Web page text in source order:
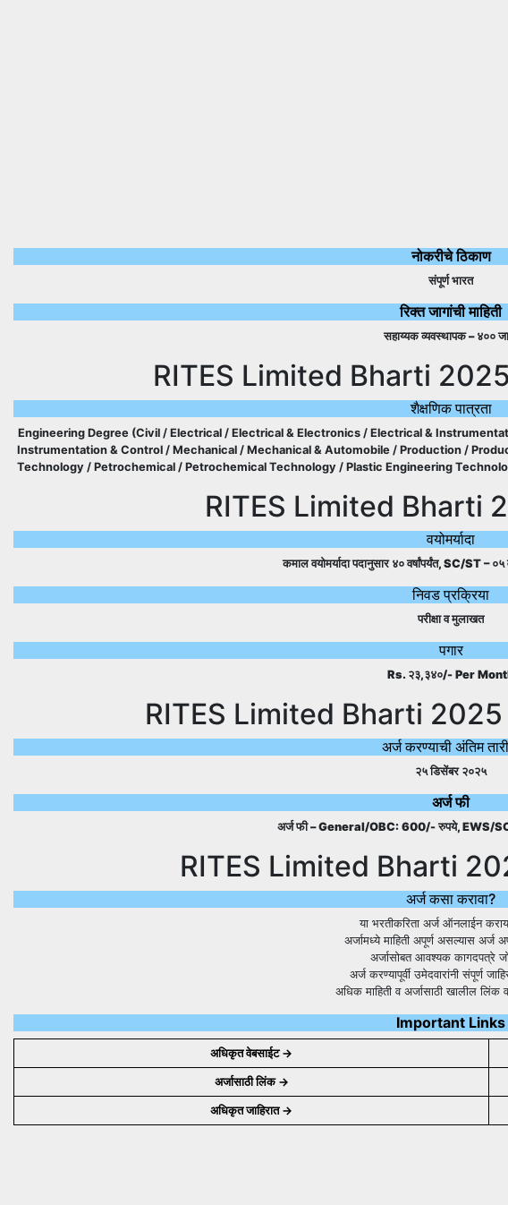
नोकरीचे ठिकाण
संपूर्ण भारत
रिक्त जागांची माहिती
सहाय्यक व्यवस्थापक – ४००
RITES Limited Bharti
शैक्षणिक पात्रता
Engineering Degree (Civil / Electrical / Electrical & Electronics / Electrical &
Instrumentation & Control / Mechanical / Mechanical & Automobile / Production /
Technology / Petrochemical / Petrochemical Technology / Plastic Engineering
RITES Limited Bharti
वयोमर्यादा
कमाल वयोमर्यादा पदानुसार ४० वर्षांपर्यंत, SC/ST –
निवड प्रक्रिया
परीक्षा व मुलाखत
पगार
Rs. २३,३४०/- Per
RITES Limited Bharti
अर्ज करण्याची अंतिम
२५ डिसेंबर २०२५
अर्ज फी
अर्ज फी –General/OBC: 600/- रुपये, EWS/
RITES Limited Bharti
अर्ज कसा करावा?
या भरतीकरिता अर्ज ऑनलाईन
अर्जामध्ये माहिती अपूर्ण असल्यास अर्ज
अर्जासोबत आवश्यक कागदपत्रे
अर्ज करण्यापूर्वी उमेदवारांनी संपूर्ण
अधिक माहिती व अर्जासाठी खालील लिंक
Important Links
अधिकृत वेबसाईट ->
अर्जासाठी लिंक ->
अधिकृत जाहिरात ->